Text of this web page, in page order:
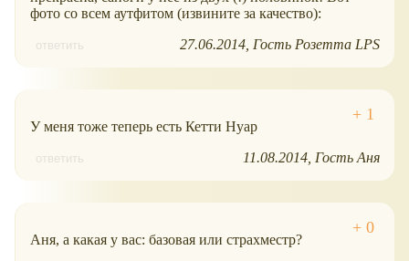
фото со всем аутфитом (извините за качество):
ответить 27.06.2014 Гость Розетта LPS
У меня тоже теперь есть Кетти Нуар
ответить 11.08.2014 Гость Аня
Аня, а какая у вас: базовая или страхместр?